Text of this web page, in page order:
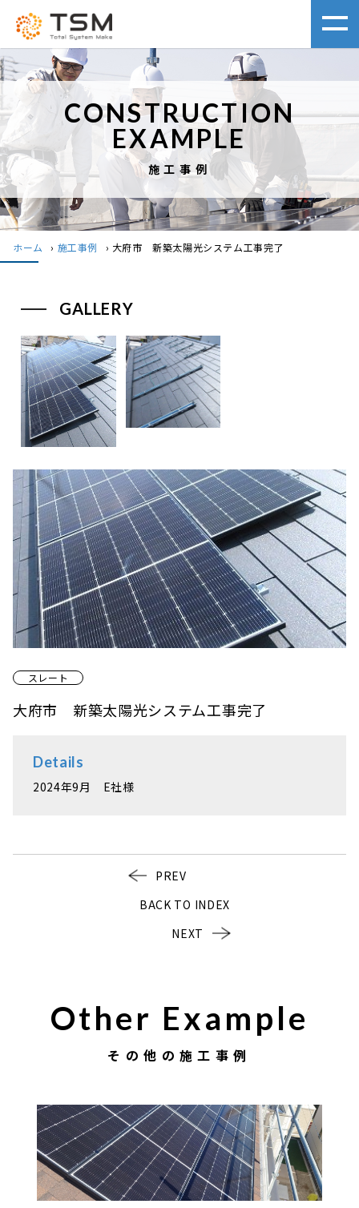
CONSTRUCTION
EXAMPLE
施工事例
ホーム › 施工事例 › 大府市 新築太陽光システム工事完了
スレート
大府市 新築太陽光システム工事完了
Details
2024年9月 E社様
GALLERY
PREV
BACK TO INDEX
NEXT
Other Example
その他の施工事例